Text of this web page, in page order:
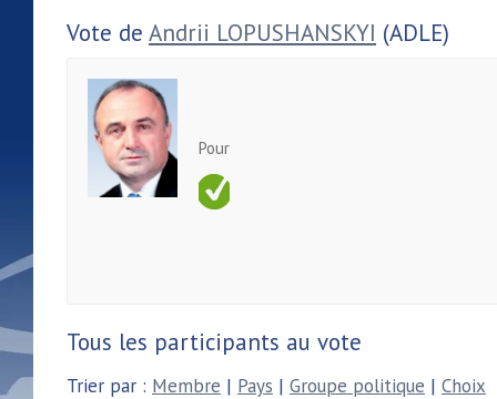
Vote de Andrii LOPUSHANSKYI (ADLE)
Pour
Tous les participants au vote
Trier par : Membre | Pays | Groupe politique | Choix